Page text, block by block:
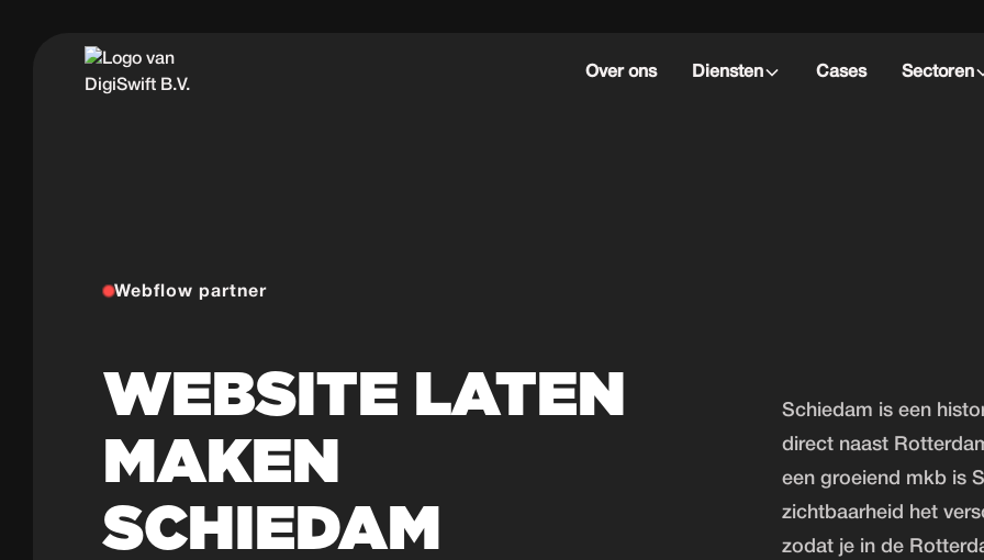
Over ons Diensten Cases Sectoren
Webflow partner
WEBSITE LATEN
MAKEN
SCHIEDAM
Schiedam is een
direct naast
een groeiend mkb is
zichtbaarheid het
zodat je in de